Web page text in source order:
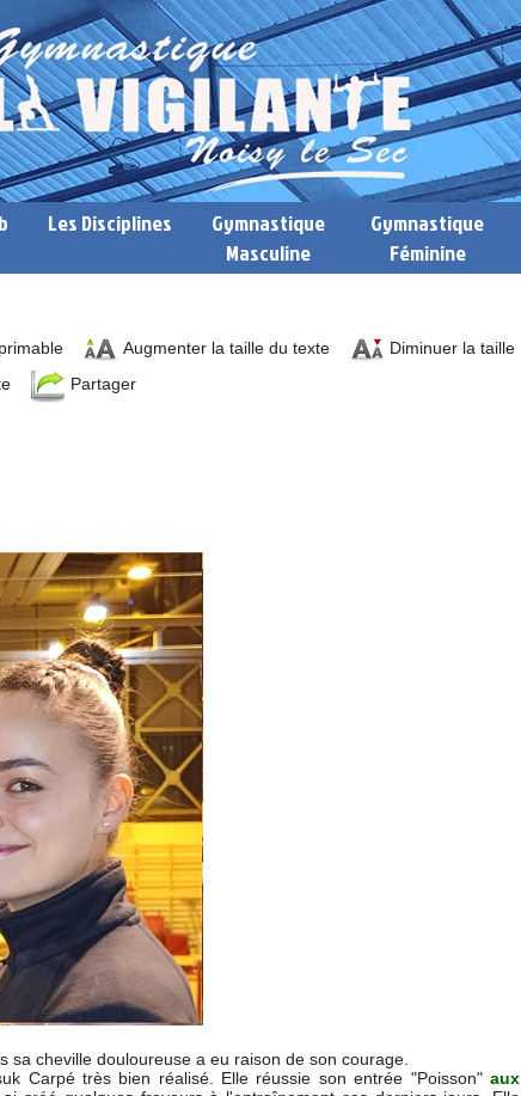
Les Disciplines
Gymnastique
Masculine
Gymnastique
Féminine
Augmenter la taille du texte
Diminuer la taille
Partager
cheville douloureuse a eu raison de son courage.
Carpé très bien réalisé. Elle réussie son entrée "Poisson"aux